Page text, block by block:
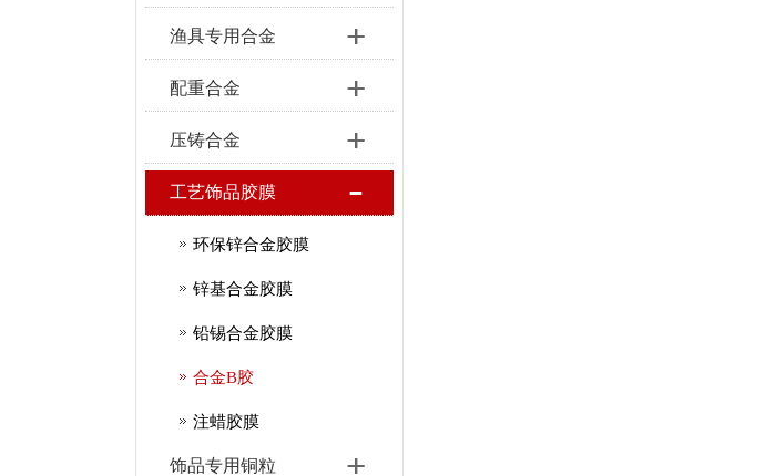
渔具专用合金
配重合金
压铸合金
工艺饰品胶膜
环保锌合金胶膜
锌基合金胶膜
铅锡合金胶膜
合金B胶
注蜡胶膜
饰品专用铜粒